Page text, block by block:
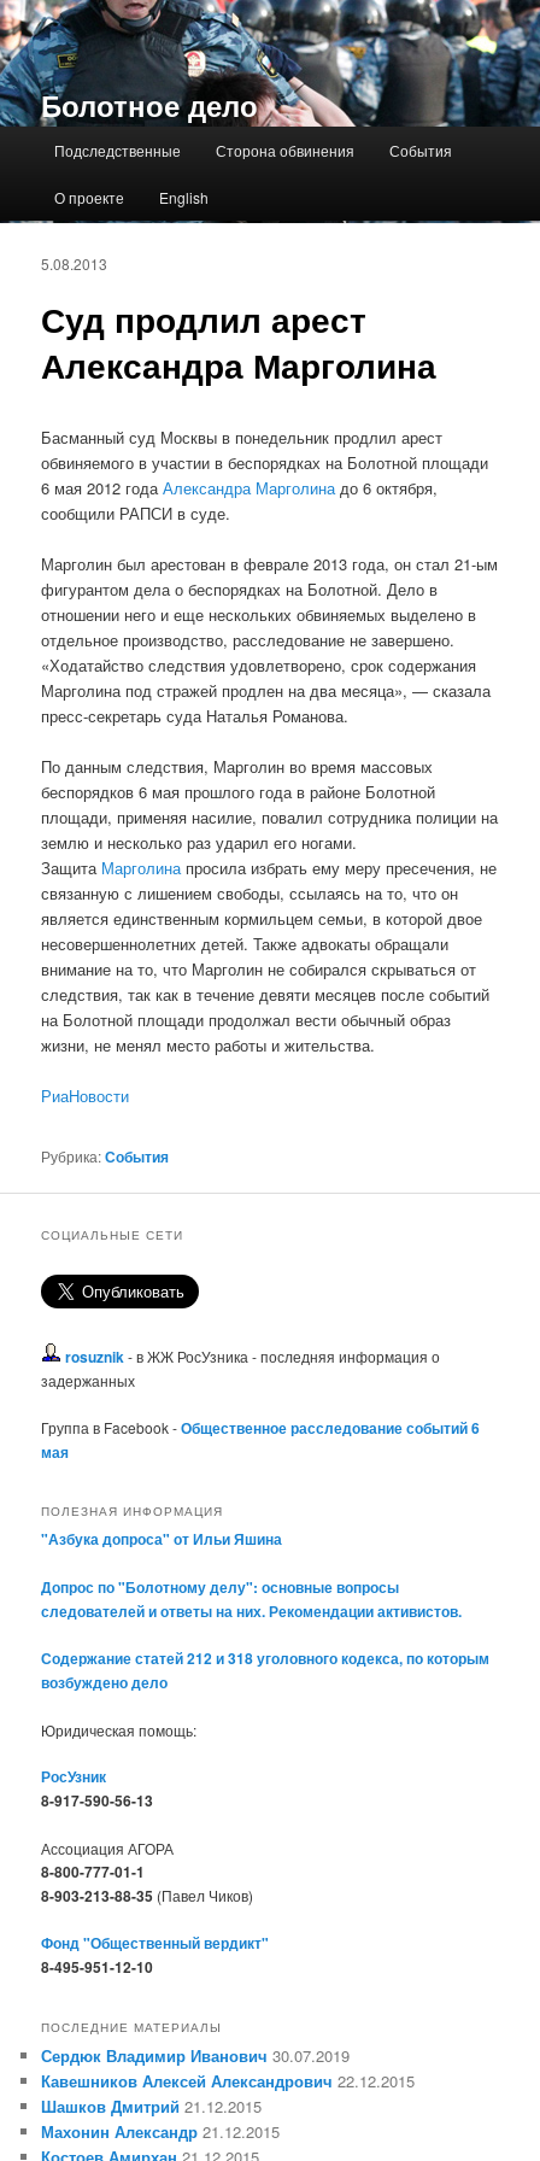
Болотное дело
Подследственные Сторона обвинения События
О проекте English
Суд продлил арест
Александра Марголина
5.08.2013
Басманный суд Москвы в понедельник продлил арест
обвиняемого в участии в беспорядках на Болотной площади
6 мая 2012 годаАлександра Марголина до 6 октября,
сообщили РАПСИ в суде.
Марголин был арестован в феврале 2013 года, он стал 21-ым
фигурантом дела о беспорядках на Болотной. Дело в
отношении него и еще нескольких обвиняемых выделено в
отдельное производство, расследование не завершено.
«Ходатайство следствия удовлетворено, срок содержания
Марголина под стражей продлен на два месяца», — сказала
пресс-секретарь суда Наталья Романова.
По данным следствия, Марголин во время массовых
беспорядков 6 мая прошлого года в районе Болотной
площади, применяя насилие, повалил сотрудника полиции на
землю и несколько раз ударил его ногами.
Защита Марголинапросила избрать ему меру пресечения, не
связанную с лишением свободы, ссылаясь на то, что он
является единственным кормильцем семьи, в которой двое
несовершеннолетних детей. Также адвокаты обращали
внимание на то, что Марголин не собирался скрываться от
следствия, так как в течение девяти месяцев после событий
на Болотной площади продолжал вести обычный образ
жизни, не менял место работы и жительства.
РиаНовости
Рубрика:События
СОЦИАЛЬНЫЕ СЕТИ
rosuznik- в ЖЖ РосУзника - последняя информация о
задержанных
Группа в Facebook -Общественное расследование событий 6
мая
ПОЛЕЗНАЯ ИНФОРМАЦИЯ
"Азбука допроса" от Ильи Яшина
Допрос по "Болотному делу": основные вопросы
следователей и ответы на них. Рекомендации активистов.
Содержание статей 212 и 318 уголовного кодекса, по которым
возбуждено дело
Юридическая помощь:
РосУзник
8-917-590-56-13
Ассоциация АГОРА
8-800-777-01-1
8-903-213-88-35 (Павел Чиков)
Фонд "Общественный вердикт"
8-495-951-12-10
ПОСЛЕДНИЕ МАТЕРИАЛЫ
Сердюк Владимир Иванович 30.07.2019
Кавешников Алексей Александрович 22.12.2015
Шашков Дмитрий 21.12.2015
Махонин Александр 21.12.2015
Костоев Амирхан 21.12.2015